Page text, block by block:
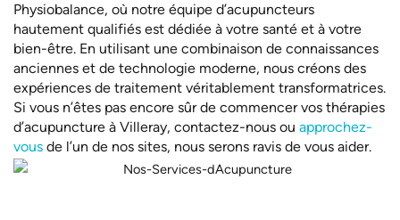
Physiobalance, où notre équipe d’acupuncteurs
hautement qualifiés est dédiée à votre santé et à votre
bien-être. En utilisant une combinaison de connaissances
anciennes et de technologie moderne, nous créons des
expériences de traitement véritablement transformatrices.
Si vous n’êtes pas encore sûr de commencer vos thérapies
d’acupuncture à Villeray, contactez-nous ou approchez-
vousde l’un de nos sites, nous serons ravis de vous aider.